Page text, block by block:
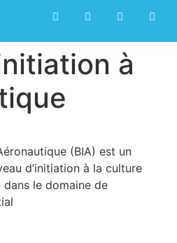
à
(BIA) est un
d’initiation à la culture
le domaine de